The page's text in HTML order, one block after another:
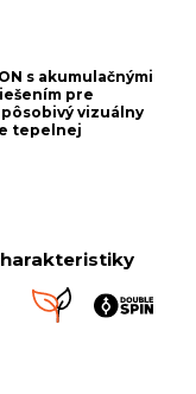
s akumulačnými
pre
vizuálny
tepelnej